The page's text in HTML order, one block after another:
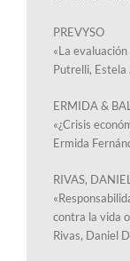
PREVYSO
«La
Putrelli, Estela
ERMIDA &
«¿Crisis
Ermida
RIVAS,
contra la vida
Rivas, Daniel